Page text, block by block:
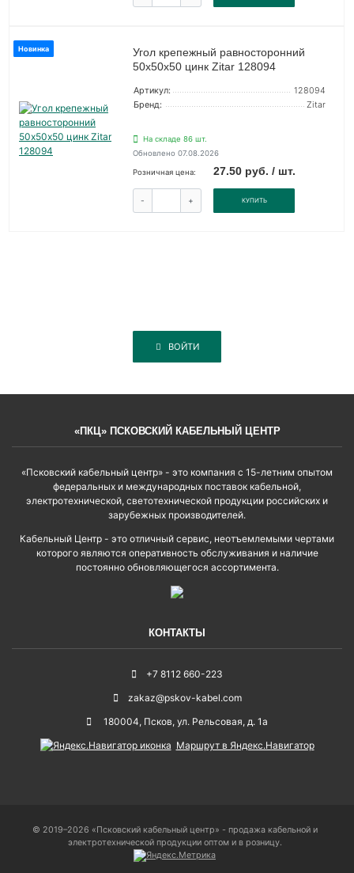
Новинка
Угол крепежный равносторонний
50х50х50 цинк Zitar 128094
Артикул:
128094
Бренд:
Zitar
На складе 86 шт.
Обновлено 07.08.2026
Розничная цена: 27.50 руб. / шт.
- + КУПИТЬ
ВОЙТИ
«ПКЦ» ПСКОВСКИЙ КАБЕЛЬНЫЙ ЦЕНТР
«Псковский кабельный центр» - это компания с 15-летним опытом
федеральных и международных поставок кабельной,
электротехнической, светотехнической продукции российских и
зарубежных производителей.
Кабельный Центр - это отличный сервис, неотъемлемыми чертами
которого являются оперативность обслуживания и наличие
постоянно обновляющегося ассортимента.
КОНТАКТЫ
+7 8112 660-223
zakaz@pskov-kabel.com
180004, Псков, ул. Рельсовая, д. 1а
Маршрут в Яндекс.Навигатор
© 2019–2026 «Псковский кабельный центр» - продажа кабельной и
электротехнической продукции оптом и в розницу.